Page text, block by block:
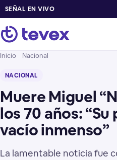
SEÑAL EN VIVO
Inicio Nacional
NACIONAL
Muere Miguel
los 70 años:
vacío inmenso”
La lamentable noticia fue